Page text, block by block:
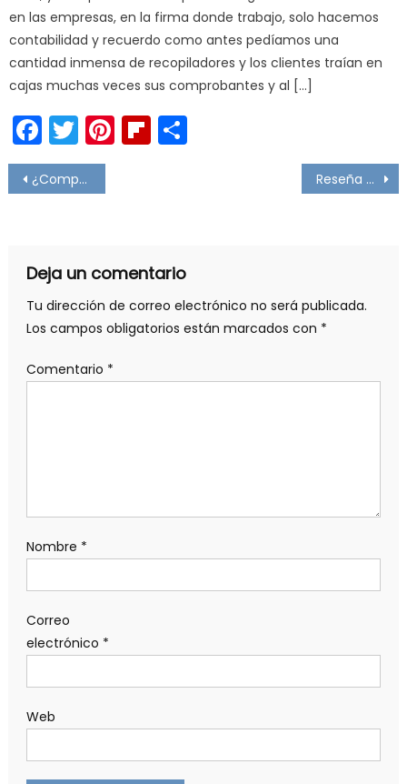
en las empresas, en la firma donde trabajo, solo hacemos
contabilidad y recuerdo como antes pedíamos una
cantidad inmensa de recopiladores y los clientes traían en
cajas muchas veces sus comprobantes y al […]
Facebook
Twitter
Pinterest
Flipboard
Navegación
¿Compras en Shein, Temu u otra aplicación digital extranjera? Habrá un incremento en los productos Reseña al capítulo 6 “El mundo es plano” de Daniel Trejo Medina
Deja un comentario
Tu dirección de correo electrónico no será publicada.
Los campos obligatorios están marcados con *
Comentario *
Nombre *
Correo
electrónico *
Web